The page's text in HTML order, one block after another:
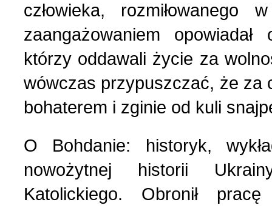
Polityka (10)
Polski biznes w
Pomoc charytatywna (1)
Prezentacja (5)
Realia ukraińskie (17)
4 (143) 2020 r. (1)
3 (142) 2020 r. (3)
2 (141) 2020 r. (2)
człowieka,
zaangażowaniem
którzy oddawali życie za
wówczas przypuszczać, że za
bohaterem i zginie od kuli
O Bohdanie: historyk,
nowożytnej historii
Katolickiego. Obronił